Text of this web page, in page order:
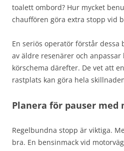
toalett ombord? Hur mycket
chauffören göra extra stopp vid
En seriös operatör förstår dessa
av äldre resenärer och anpassar
körschema därefter. De vet att
rastplats kan göra hela
Planera för pauser med
Regelbundna stopp är viktiga.
bra. En bensinmack vid